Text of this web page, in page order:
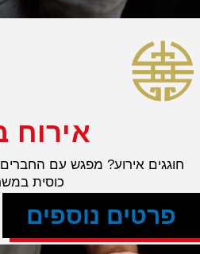
אירוח
חוגגים אירוע? מפגש עם
כוסית
פרטים נוספים